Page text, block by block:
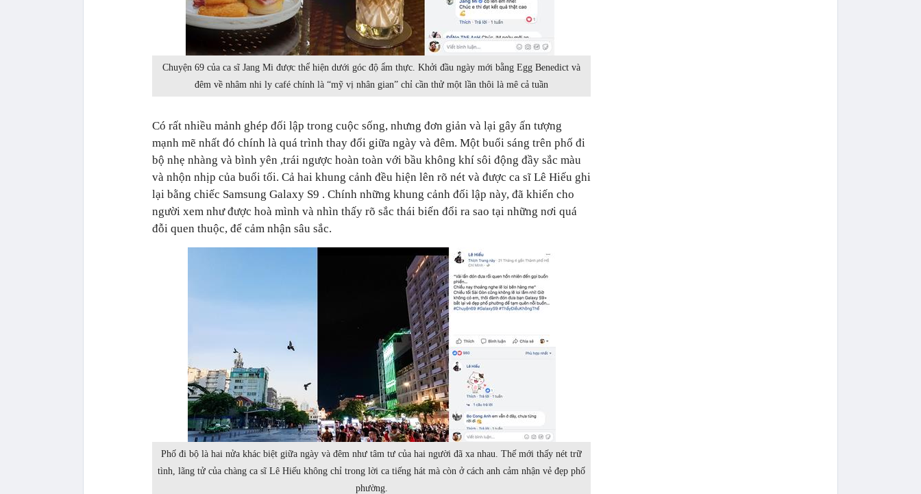
Chuyện 69 của ca sĩ Jang Mi được thể hiện dưới góc độ ẩm thực. Khởi đầu ngày mới bằng Egg Benedict và
đêm về nhâm nhi ly café chính là “mỹ vị nhân gian” chỉ cần thử một lần thôi là mê cả tuần
Có rất nhiều mảnh ghép đối lập trong cuộc sống, nhưng đơn giản và lại gây ấn tượng
mạnh mẽ nhất đó chính là quá trình thay đổi giữa ngày và đêm. Một buổi sáng trên phố đi
bộ nhẹ nhàng và bình yên ,trái ngược hoàn toàn với bầu không khí sôi động đầy sắc màu
và nhộn nhịp của buổi tối. Cả hai khung cảnh đều hiện lên rõ nét và được ca sĩ Lê Hiếu ghi
lại bằng chiếc Samsung Galaxy S9 . Chính những khung cảnh đối lập này, đã khiến cho
người xem như được hoà mình và nhìn thấy rõ sắc thái biến đổi ra sao tại những nơi quá
đỗi quen thuộc, để cảm nhận sâu sắc.
Phố đi bộ là hai nửa khác biệt giữa ngày và đêm như tâm tư của hai người đã xa nhau. Thế mới thấy nét trữ
tình, lãng tử của chàng ca sĩ Lê Hiếu không chỉ trong lời ca tiếng hát mà còn ở cách anh cảm nhận vẻ đẹp phố
phường.